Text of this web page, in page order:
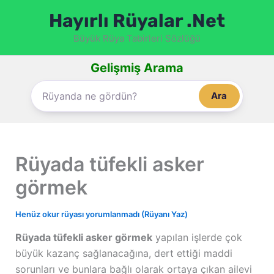
Hayırlı Rüyalar .Net
Büyük Rüya Tabirleri Sözlüğü
Gelişmiş Arama
Ara
Rüyada tüfekli asker
görmek
Henüz okur rüyası yorumlanmadı (Rüyanı Yaz)
Rüyada tüfekli asker görmekyapılan işlerde çok
büyük kazanç sağlanacağına, dert ettiği maddi
sorunları ve bunlara bağlı olarak ortaya çıkan ailevi